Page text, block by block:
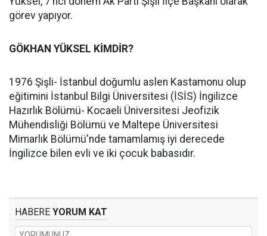
görev yapıyor.
GÖKHAN YÜKSEL KİMDİR?
1976 Şişli- İstanbul doğumlu aslen Kastamonu olup
eğitimini İstanbul Bilgi Üniversitesi (İSİS) İngilizce
Hazırlık Bölümü- Kocaeli Üniversitesi Jeofizik
Mühendisliği Bölümü ve Maltepe Üniversitesi
Mimarlık Bölümü'nde tamamlamış iyi derecede
İngilizce bilen evli ve iki çocuk babasıdır.
HABERE YORUM KAT